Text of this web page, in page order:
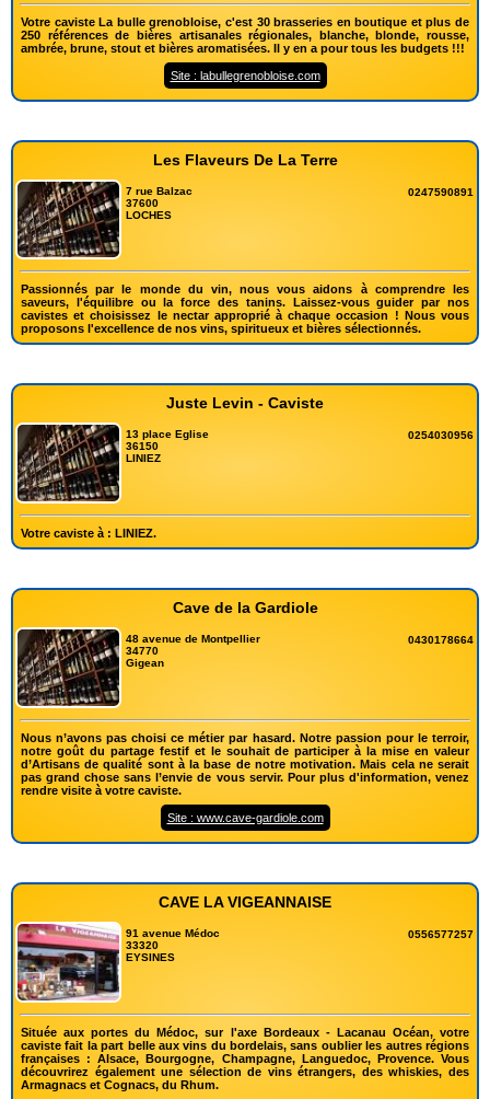
Votre caviste La bulle grenobloise, c'est 30 brasseries en boutique et plus de
250 références de bières artisanales régionales, blanche, blonde, rousse,
ambrée, brune, stout et bières aromatisées. Il y en a pour tous les budgets !!!
Site : labullegrenobloise.com
Les Flaveurs De La Terre
7 rue Balzac
37600
LOCHES
0247590891
Passionnés par le monde du vin, nous vous aidons à comprendre les
saveurs, l'équilibre ou la force des tanins. Laissez-vous guider par nos
cavistes et choisissez le nectar approprié à chaque occasion ! Nous vous
proposons l'excellence de nos vins, spiritueux et bières sélectionnés.
Juste Levin - Caviste
13 place Eglise
36150
LINIEZ
0254030956
Votre caviste à : LINIEZ.
Cave de la Gardiole
48 avenue de Montpellier
34770
Gigean
0430178664
Nous n’avons pas choisi ce métier par hasard. Notre passion pour le terroir,
notre goût du partage festif et le souhait de participer à la mise en valeur
d’Artisans de qualité sont à la base de notre motivation. Mais cela ne serait
pas grand chose sans l’envie de vous servir. Pour plus d'information, venez
rendre visite à votre caviste.
Site : www.cave-gardiole.com
CAVE LA VIGEANNAISE
91 avenue Médoc
33320
EYSINES
0556577257
Située aux portes du Médoc, sur l'axe Bordeaux - Lacanau Océan, votre
caviste fait la part belle aux vins du bordelais, sans oublier les autres régions
françaises : Alsace, Bourgogne, Champagne, Languedoc, Provence. Vous
découvrirez également une sélection de vins étrangers, des whiskies, des
Armagnacs et Cognacs, du Rhum.